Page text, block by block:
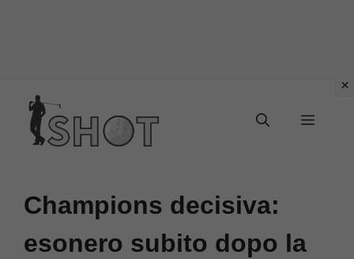
contenuto
Menu
Champions decisiva:
esonero subito dopo la